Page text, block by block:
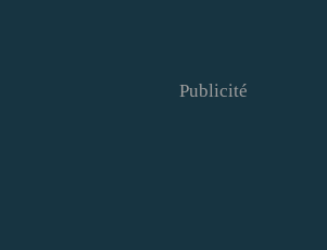
Publicité